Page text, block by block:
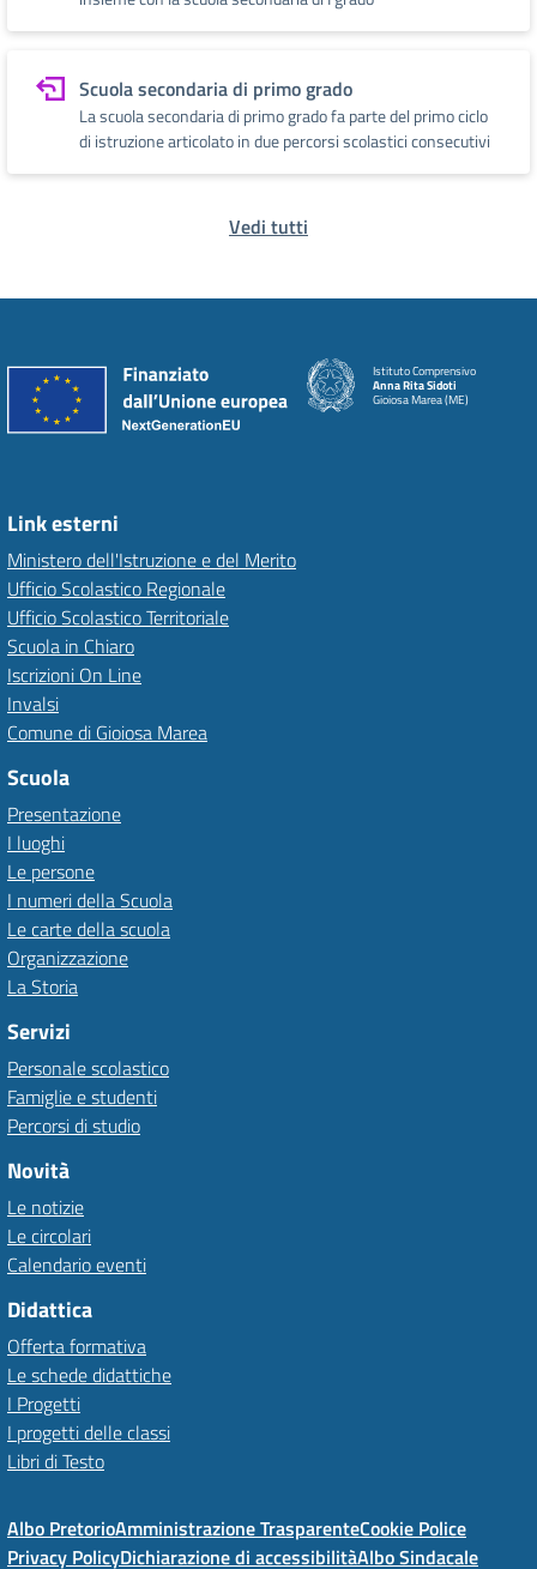
Scuola secondaria di primo grado
La scuola secondaria di primo grado fa parte del primo ciclo
di istruzione articolato in due percorsi scolastici consecutivi
Vedi tutti
Istituto Comprensivo
Anna Rita Sidoti
Gioiosa Marea (ME)
Link esterni
Ministero dell'Istruzione e del Merito
Ufficio Scolastico Regionale
Ufficio Scolastico Territoriale
Scuola in Chiaro
Iscrizioni On Line
Invalsi
Comune di Gioiosa Marea
Scuola
Presentazione
I luoghi
Le persone
I numeri della Scuola
Le carte della scuola
Organizzazione
La Storia
Servizi
Personale scolastico
Famiglie e studenti
Percorsi di studio
Novità
Le notizie
Le circolari
Calendario eventi
Didattica
Offerta formativa
Le schede didattiche
I Progetti
I progetti delle classi
Libri di Testo
Albo PretorioAmministrazione TrasparenteCookie Police
Privacy PolicyDichiarazione di accessibilitàAlbo Sindacale